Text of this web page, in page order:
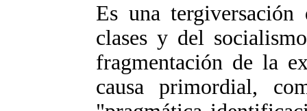
Es una
clases y del
fragmentación de la
causa primordial,